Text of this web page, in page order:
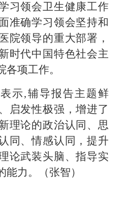
习领会卫生健康工作
准确学习领会坚持和
院领导的重大部署，
时代中国特色社会主
各项工作。
示,辅导报告主题鲜
启发性极强 ，增进了
理论的政治认同、思
同、情感认同，提升
论武装头脑、指导实
能力。（张智）